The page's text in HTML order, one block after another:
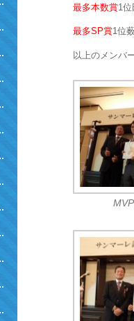
最多本数賞1
最多SP賞1位
以上のメンバ